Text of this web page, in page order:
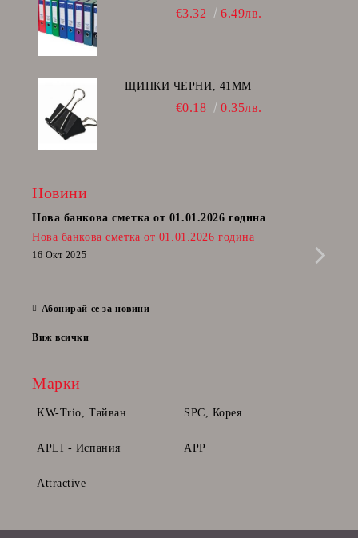
€3.32 6.49лв.
ЩИПКИ ЧЕРНИ, 41ММ
€0.18 0.35лв.
Новини
Нова банкова сметка от 01.01.2026 година
Нова банкова сметка от 01.01.2026 година
16 Окт 2025
Абонирай се за новини
Виж всички
Марки
KW-Trio, Тайван SPC, Корея
APLI - Испания APP
Attractive